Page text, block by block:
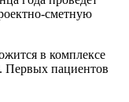
­сметную
в комплексе
Первых пациентов